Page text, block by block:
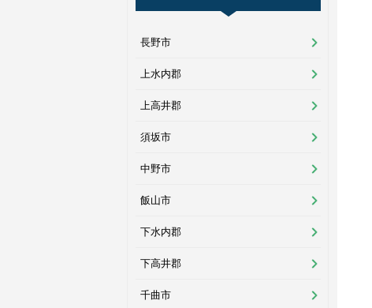
長野市
上水内郡
上高井郡
須坂市
中野市
飯山市
下水内郡
下高井郡
千曲市